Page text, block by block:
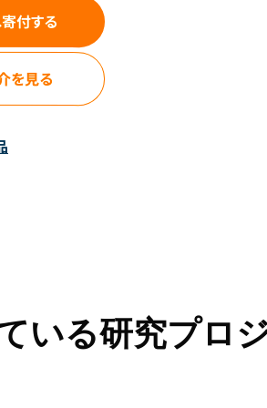
寄付する
を見る
いる研究プロ